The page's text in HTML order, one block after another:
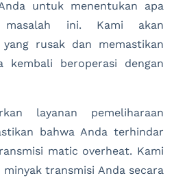
untuk menentukan apa
masalah ini. Kami akan
rusak dan memastikan
kembali beroperasi dengan
layanan pemeliharaan
bahwa Anda terhindar
matic overheat. Kami
transmisi Anda secara